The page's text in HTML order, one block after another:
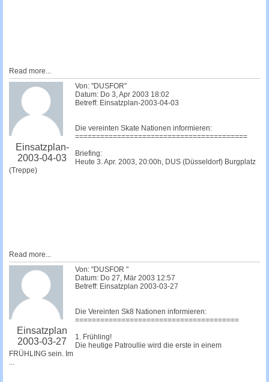
Read more...
Einsatzplan-
2003-04-03
Von: "DUSFOR"
Datum: Do 3, Apr 2003 18:02
Betreff: Einsatzplan-2003-04-03
Die vereinten Skate Nationen informieren:
=========================================
Briefing:
Heute 3. Apr. 2003, 20:00h, DUS (Düsseldorf) Burgplatz
(Treppe)
Read more...
Einsatzplan
2003-03-27
Von: "DUSFOR "
Datum: Do 27, Mär 2003 12:57
Betreff: Einsatzplan 2003-03-27
Die Vereinten Sk8 Nationen informieren:
=======================================
1. Frühling!
Die heutige Patroullie wird die erste in einem
FRÜHLING sein. Im
...